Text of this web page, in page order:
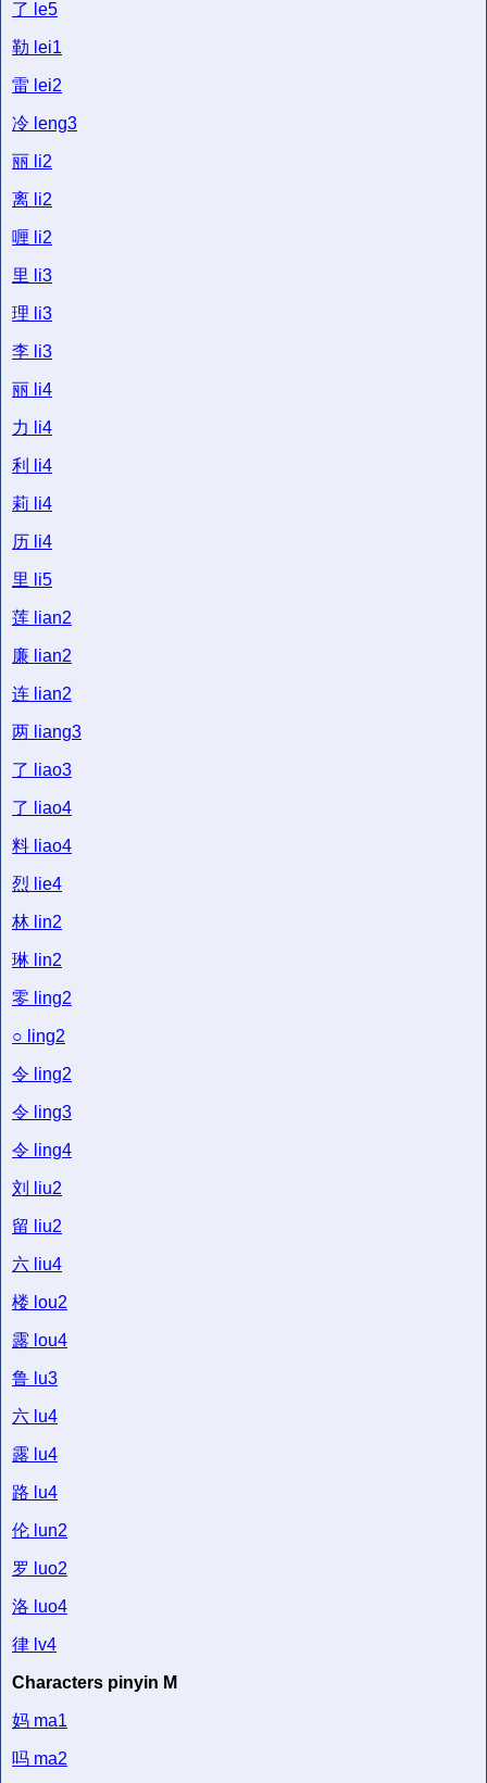
了 le5
勒 lei1
雷 lei2
冷 leng3
丽 li2
离 li2
喱 li2
里 li3
理 li3
李 li3
丽 li4
力 li4
利 li4
莉 li4
历 li4
里 li5
莲 lian2
廉 lian2
连 lian2
两 liang3
了 liao3
了 liao4
料 liao4
烈 lie4
林 lin2
琳 lin2
零 ling2
○ ling2
令 ling2
令 ling3
令 ling4
刘 liu2
留 liu2
六 liu4
楼 lou2
露 lou4
鲁 lu3
六 lu4
露 lu4
路 lu4
伦 lun2
罗 luo2
洛 luo4
律 lv4
Characters pinyin M
妈 ma1
吗 ma2